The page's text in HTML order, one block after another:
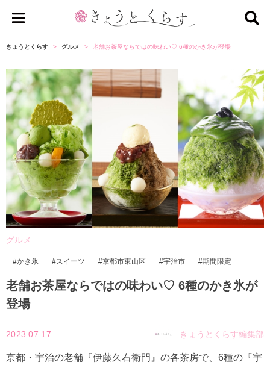
ょ
と
く
ら
きょうとくらす グルメ 老舗お茶屋ならではの味わい♡ 6種のかき氷が登場
グルメ
かき氷 スイーツ 京都市東山区 宇治市 期間限定
老舗お茶屋ならではの味わい♡ 6種のかき氷が
登場
2023.07.17 きょうとくらす編集部
京都・宇治の老舗『伊藤久右衛門』の各茶房で、6種の『宇